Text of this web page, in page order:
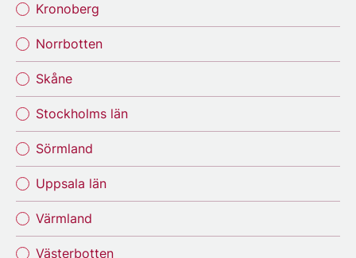
Kronoberg
Norrbotten
Skåne
Stockholms län
Sörmland
Uppsala län
Värmland
Västerbotten